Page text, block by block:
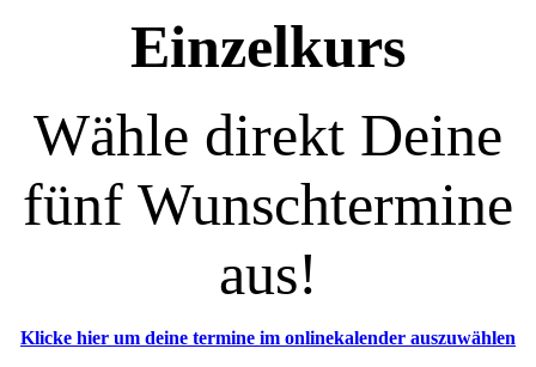
Einzelkurs
Wähle direkt Deine
fünf Wunschtermine
aus!
Klicke hier um deine termine im onlinekalender auszuwählen